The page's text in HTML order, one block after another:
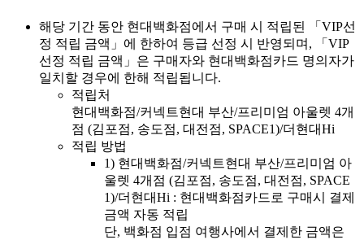
해당 기간 동안 현대백화점에서 구매 시 적립된 「VIP선
정 적립 금액」에 한하여 등급 선정 시 반영되며, 「VIP
선정 적립 금액」은 구매자와 현대백화점카드 명의자가
일치할 경우에 한해 적립됩니다.
적립처
현대백화점/커넥트현대 부산/프리미엄 아울렛 4개
점 (김포점, 송도점, 대전점, SPACE1)/더현대Hi
적립 방법
1) 현대백화점/커넥트현대 부산/프리미엄 아
울렛 4개점 (김포점, 송도점, 대전점, SPACE
1)/더현대Hi : 현대백화점카드로 구매시 결제
금액 자동 적립
단, 백화점 입점 여행사에서 결제한 금액은